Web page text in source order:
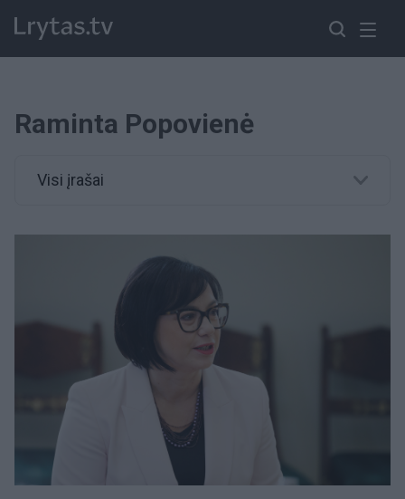
Raminta Popovienė
Visi įrašai